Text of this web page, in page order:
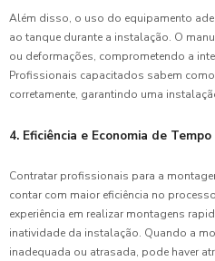
Além disso, o uso do equipamento
ao tanque durante a instalação. O
ou deformações, comprometendo a
Profissionais capacitados sabem
corretamente, garantindo uma
4. Eficiência e Economia de Tempo
Contratar profissionais para a
contar com maior eficiência no
experiência em realizar montagens
inatividade da instalação. Quando a
inadequada ou atrasada, pode haver